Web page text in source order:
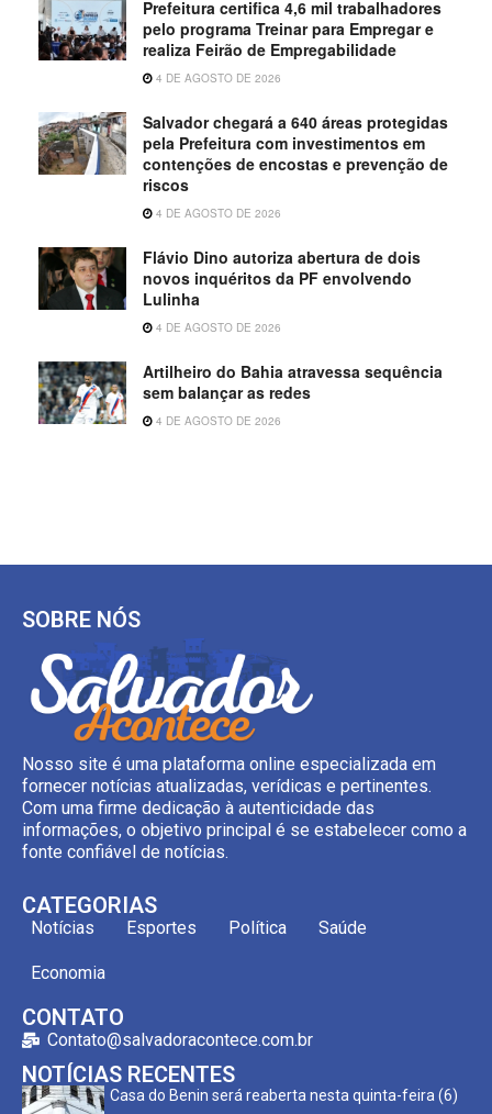
Prefeitura certifica 4,6 mil trabalhadores
pelo programa Treinar para Empregar e
realiza Feirão de Empregabilidade
4 DE AGOSTO DE 2026
Salvador chegará a 640 áreas protegidas
pela Prefeitura com investimentos em
contenções de encostas e prevenção de
riscos
4 DE AGOSTO DE 2026
Flávio Dino autoriza abertura de dois
novos inquéritos da PF envolvendo
Lulinha
4 DE AGOSTO DE 2026
Artilheiro do Bahia atravessa sequência
sem balançar as redes
4 DE AGOSTO DE 2026
SOBRE NÓS
Nosso site é uma plataforma online especializada em
fornecer notícias atualizadas, verídicas e pertinentes.
Com uma firme dedicação à autenticidade das
informações, o objetivo principal é se estabelecer como a
fonte confiável de notícias.
CATEGORIAS
Notícias Esportes Política Saúde
Economia
CONTATO
Contato@salvadoracontece.com.br
NOTÍCIAS RECENTES
Casa do Benin será reaberta nesta quinta-feira (6)